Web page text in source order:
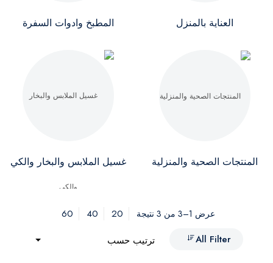
العناية بالمنزل المطبخ وادوات السفرة
المنتجات الصحية والمنزلية غسيل الملابس والبخار والكي
عرض 1–3 من 3 نتيجة 20
40
60
All Filter
ترتيب حسب